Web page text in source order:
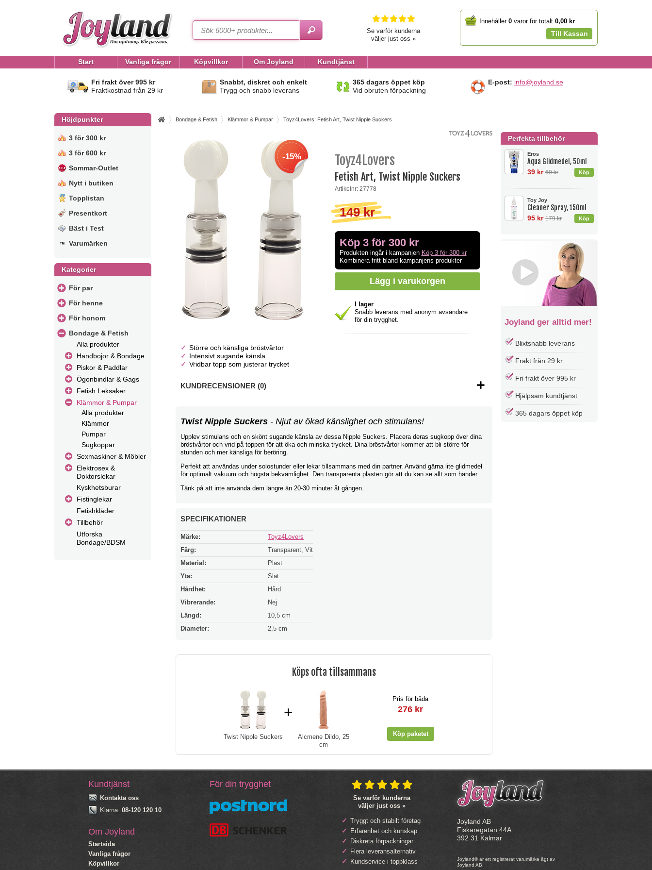
Se varför kunderna
väljer just oss »
YourInnehåller 0 varor för totalt 0,00 kr
Till Kassan
Start Vanliga frågor Köpvillkor Om Joyland Kundtjänst
Fri frakt över 995 kr
Fraktkostnad från 29 kr
Snabbt, diskret och enkelt
Trygg och snabb leverans
365 dagars öppet köp
Vid obruten förpackning
E-post: info@joyland.se
Höjdpunkter
3 för 300 kr
3 för 600 kr
Sommar-Outlet
Nytt i butiken
Topplistan
Presentkort
Bäst i Test
Varumärken
Kategorier
För par
För henne
För honom
Bondage & Fetish
Alla produkter
Handbojor & Bondage
Piskor & Paddlar
Ögonbindlar & Gags
Fetish Leksaker
Klämmor & Pumpar
Alla produkter
Klämmor
Pumpar
Sugkoppar
Sexmaskiner & Möbler
Elektrosex &
Doktorslekar
Kyskhetsburar
Fistinglekar
Fetishkläder
Tillbehör
Utforska
Bondage/BDSM
Bondage & Fetish Klämmor & Pumpar Toyz4Lovers: Fetish Art, Twist Nipple Suckers
-15% Toyz4Lovers
Fetish Art, Twist Nipple Suckers
Artikelnr: 27778
149 kr
Köp 3 för 300 kr
Produkten ingår i kampanjen Köp 3 för 300 kr
Kombinera fritt bland kampanjens produkter
I lager
Snabb leverans med anonym avsändare
för din trygghet.
Större och känsliga bröstvårtor
Intensivt sugande känsla
Vridbar topp som justerar trycket
KUNDRECENSIONER (0)
Twist Nipple Suckers - Njut av ökad känslighet och stimulans!
Upplev stimulans och en skönt sugande känsla av dessa Nipple Suckers. Placera deras sugkopp över dina
bröstvårtor och vrid på toppen för att öka och minska trycket. Dina bröstvårtor kommer att bli större för
stunden och mer känsliga för beröring.
Perfekt att användas under solostunder eller lekar tillsammans med din partner. Använd gärna lite glidmedel
för optimalt vakuum och högsta bekvämlighet. Den transparenta plasten gör att du kan se allt som händer.
Tänk på att inte använda dem längre än 20-30 minuter åt gången.
SPECIFIKATIONER
Märke:
Toyz4Lovers
Färg:
Transparent, Vit
Material:
Plast
Yta:
Slät
Hårdhet:
Hård
Vibrerande:
Nej
Längd:
10,5 cm
Diameter:
2,5 cm
Köps ofta tillsammans
Twist Nipple Suckers
+
Alcmene Dildo, 25
cm
Pris för båda
276 kr
Perfekta tillbehör
Eros
Aqua Glidmedel, 50ml
39 kr 69 kr
Toy Joy
Cleaner Spray, 150ml
95 kr 179 kr
Joyland ger alltid mer!
Blixtsnabb leverans
Frakt från 29 kr
Fri frakt över 995 kr
Hjälpsam kundtjänst
365 dagars öppet köp
Kundtjänst
Kontakta oss
Klarna: 08-120 120 10
Om Joyland
Startsida
Vanliga frågor
Köpvillkor
För din trygghet
Se varför kunderna
väljer just oss »
Tryggt och stabilt företag
Erfarenhet och kunskap
Diskreta förpackningar
Flera leveransalternativ
Kundservice i toppklass
Joyland AB
Fiskaregatan 44A
392 31 Kalmar
Joyland® är ett registrerat varumärke ägt av
Joyland AB.